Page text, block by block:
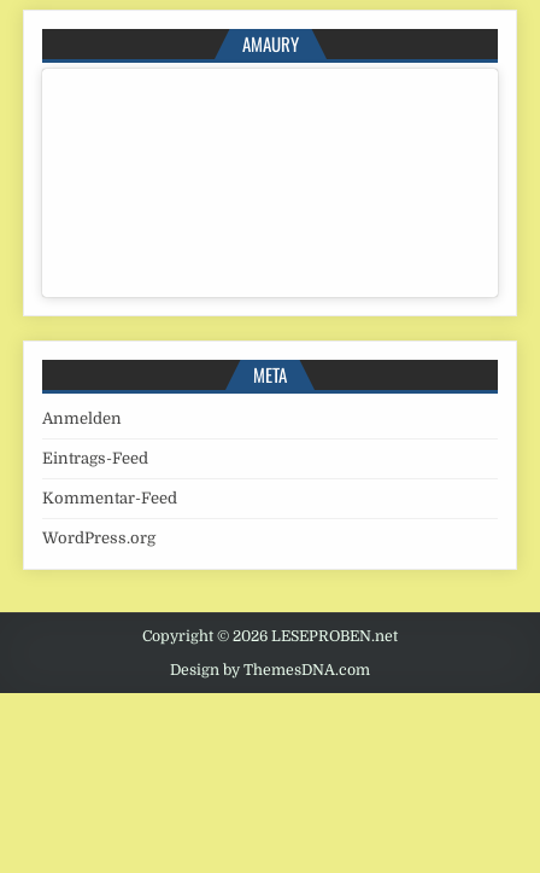
AMAURY
META
Anmelden
Eintrags-Feed
Kommentar-Feed
WordPress.org
Copyright © 2026 LESEPROBEN.net
Design by ThemesDNA.com